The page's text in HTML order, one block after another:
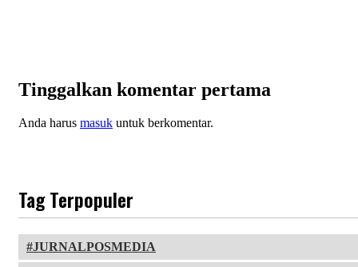
Tinggalkan komentar pertama
Anda harus masuk untuk berkomentar.
Tag Terpopuler
JURNALPOSMEDIA